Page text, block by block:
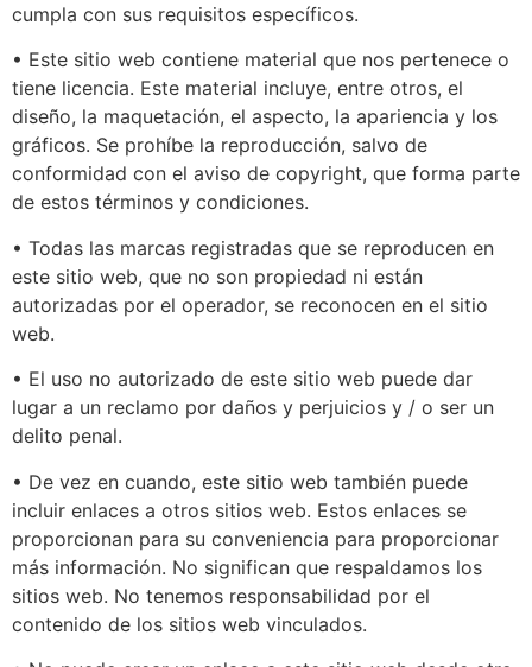
cumpla con sus requisitos específicos.
• Este sitio web contiene material que nos pertenece o
tiene licencia. Este material incluye, entre otros, el
diseño, la maquetación, el aspecto, la apariencia y los
gráficos. Se prohíbe la reproducción, salvo de
conformidad con el aviso de copyright, que forma parte
de estos términos y condiciones.
• Todas las marcas registradas que se reproducen en
este sitio web, que no son propiedad ni están
autorizadas por el operador, se reconocen en el sitio
web.
• El uso no autorizado de este sitio web puede dar
lugar a un reclamo por daños y perjuicios y / o ser un
delito penal.
• De vez en cuando, este sitio web también puede
incluir enlaces a otros sitios web. Estos enlaces se
proporcionan para su conveniencia para proporcionar
más información. No significan que respaldamos los
sitios web. No tenemos responsabilidad por el
contenido de los sitios web vinculados.